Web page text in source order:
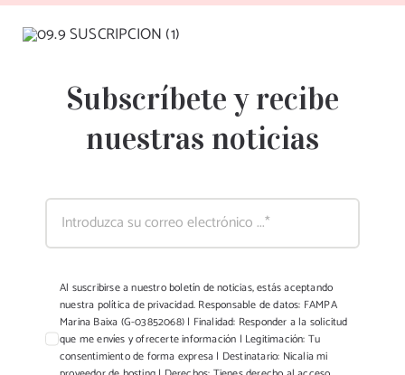
Subscríbete y recibe
nuestras noticias
Al suscribirse a nuestro boletín de noticias, estás aceptando
nuestra política de privacidad. Responsable de datos: FAMPA
Marina Baixa (G-03852068) | Finalidad: Responder a la solicitud
que me envíes y ofrecerte información | Legitimación: Tu
consentimiento de forma expresa | Destinatario: Nicalia mi